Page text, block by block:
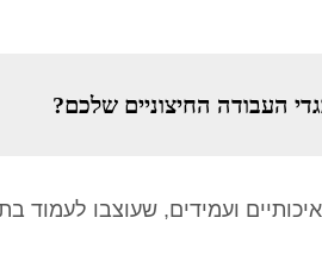
העבודה החיצוניים שלכם?
ועמידים, שעוצבו